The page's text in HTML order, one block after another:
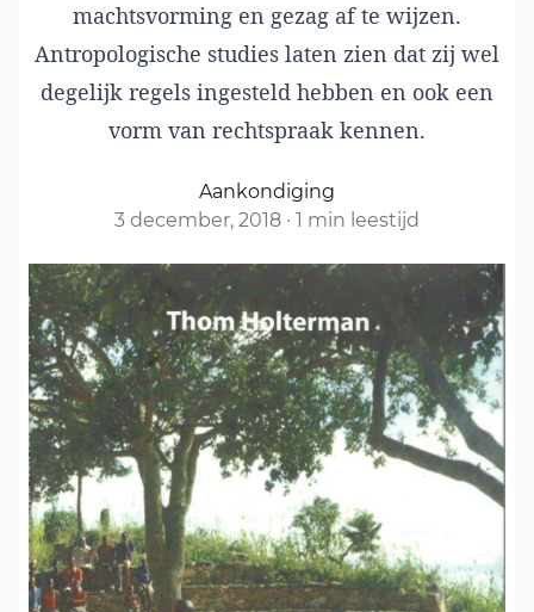
machtsvorming en gezag af te wijzen.
Antropologische studies laten zien dat zij wel
degelijk regels ingesteld hebben en ook een
vorm van rechtspraak kennen.
Aankondiging
3 december, 2018 · 1 min leestijd